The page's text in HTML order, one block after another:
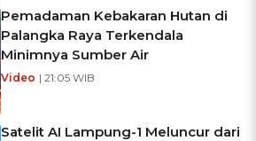
Pemadaman Kebakaran Hutan di
Palangka Raya Terkendala
Minimnya Sumber Air
Video | 21:05 WIB
Satelit AI Lampung-1 Meluncur dari